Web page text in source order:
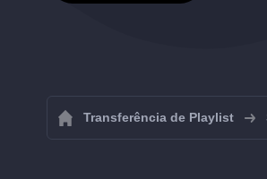
Transferência de Playlist